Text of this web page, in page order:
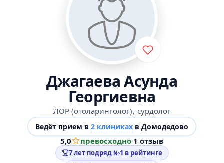
Джагаева Асунда
Георгиевна
ЛОР (отоларинголог), сурдолог
Ведёт прием в 2 клиниках в Домодедово
5,0 превосходно·1 отзыв
7 лет подряд №1 в рейтинге